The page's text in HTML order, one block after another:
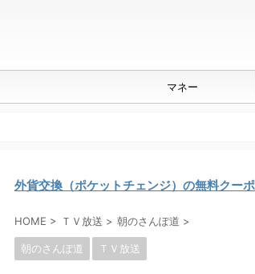
マネー
外貨交換（ポケットチェンジ）の無料クー
HOME > ＴＶ放送 > 朝のさんぽ道 >
朝のさんぽ道 ＴＶ放送